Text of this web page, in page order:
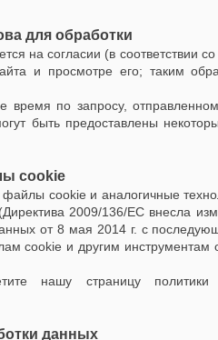
для обработки
на согласии (в соответствии
и просмотре его; таким
по запросу,
быть предоставлены
cookie
cookie и аналогичные
2009/136/EC внесла
от 8 мая 2014 г. с
cookie и другим инструментам
нашу страницу политики
данных